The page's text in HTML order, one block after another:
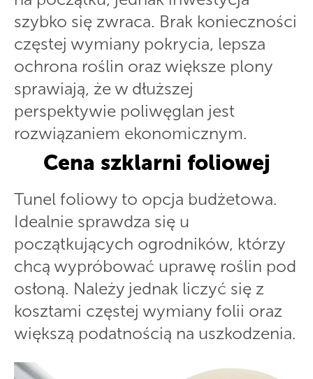
szybko się zwraca. Brak konieczności
częstej wymiany pokrycia, lepsza
ochrona roślin oraz większe plony
sprawiają, że w dłuższej
perspektywie poliwęglan jest
rozwiązaniem ekonomicznym.
Cena szklarni foliowej
Tunel foliowy to opcja budżetowa.
Idealnie sprawdza się u
początkujących ogrodników, którzy
chcą wypróbować uprawę roślin pod
osłoną. Należy jednak liczyć się z
kosztami częstej wymiany folii oraz
większą podatnością na uszkodzenia.